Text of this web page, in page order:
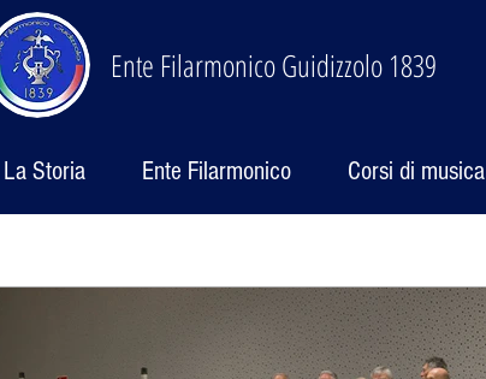
Ente Filarmonico Guidizzolo 1839
La Storia Ente Filarmonico Corsi di musica